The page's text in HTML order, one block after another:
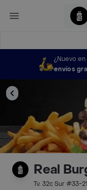
¿Nuevo
envíos
Real
Tv. 32c Sur #33-